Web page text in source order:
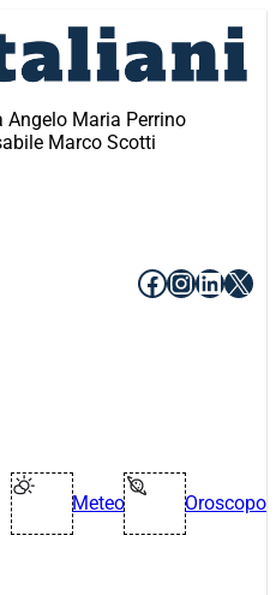
Angelo Maria Perrino
Marco Scotti
Facebook
X
Meteo Oroscopo